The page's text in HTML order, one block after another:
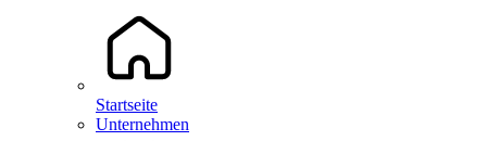
Startseite
Unternehmen